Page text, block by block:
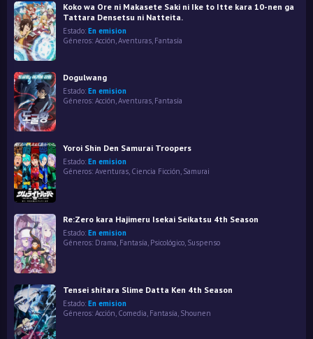
Koko wa Ore ni Makasete Saki ni Ike to Itte kara 10-nen ga
Tattara Densetsu ni Natteita.
Estado: En emision
Géneros: Acción Aventuras Fantasía
Dogulwang
Estado: En emision
Géneros: Acción,Aventuras, Fantasía
Yoroi Shin Den Samurai Troopers
Estado: En emision
Géneros: Aventuras, Ciencia Ficción, Samurai
Re:Zero kara Hajimeru Isekai Seikatsu 4th Season
Estado: En emision
Géneros: Drama Fantasía Psicológico Suspenso
Tensei shitara Slime Datta Ken 4th Season
Estado: En emision
Géneros: Acción, Comedia, Fantasía, Shounen